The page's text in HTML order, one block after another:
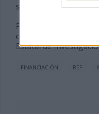
sociales de las
Por último, la ULPGC
condición de
Estatal de
FINANCIACIÓN REF